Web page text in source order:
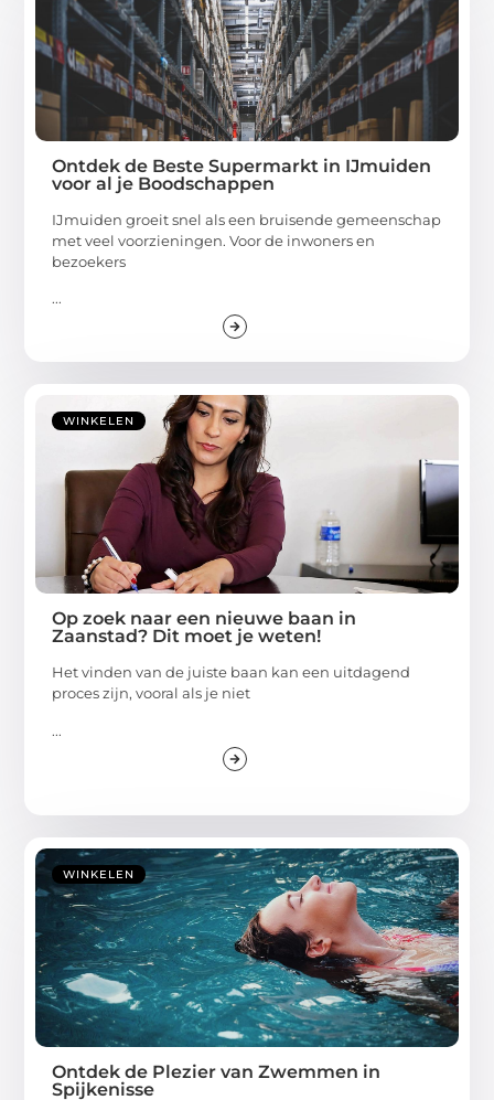
Ontdek de Beste Supermarkt in IJmuiden
voor al je Boodschappen
IJmuiden groeit snel als een bruisende gemeenschap
met veel voorzieningen. Voor de inwoners en
bezoekers
...
WINKELEN
Op zoek naar een nieuwe baan in
Zaanstad? Dit moet je weten!
Het vinden van de juiste baan kan een uitdagend
proces zijn, vooral als je niet
...
WINKELEN
Ontdek de Plezier van Zwemmen in
Spijkenisse